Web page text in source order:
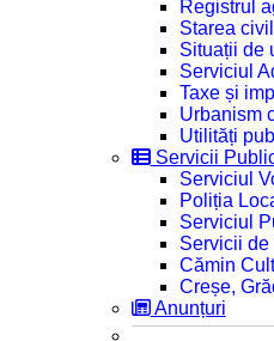
Registrul
Starea
Situații de
Serviciul
Taxe și
Urbanism
Utilități
Servicii
Serviciul
Poliția
Serviciul
Servicii
Cămin
Creșe,
Anunțuri